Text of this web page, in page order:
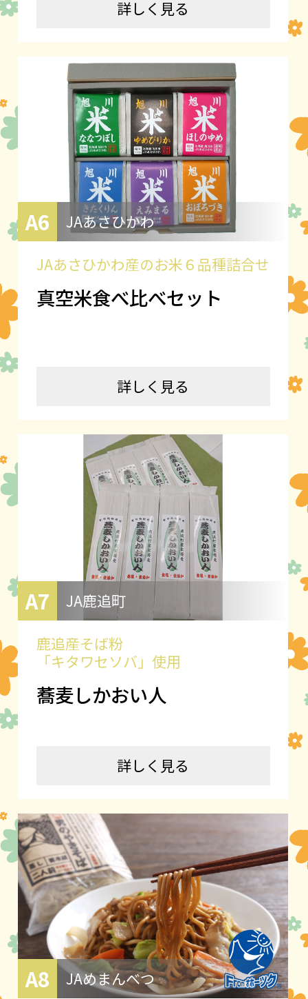
詳しく見る
A6 JAあさひかわ
JAあさひかわ産のお米６品種詰合せ
真空米食べ比べセット
詳しく見る
A7 JA鹿追町
鹿追産そば粉
「キタワセソバ」使用
蕎麦しかおい人
詳しく見る
A8 JAめまんべつ